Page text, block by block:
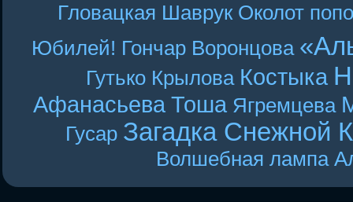
Гловацкая Шаврук Околот
Юбилей! Гончар Воронцова
Гутько Крылова Костыка
Афанасьева Тоша Ягремцева
Гусар Загадка Снежной
Волшебная лампа